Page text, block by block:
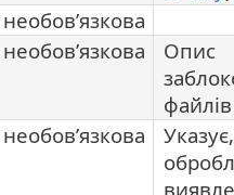
необов’язкова
необов’язкова
Опис
файлів
необов’язкова